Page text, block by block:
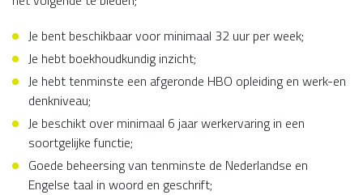
Je bent beschikbaar voor minimaal 32 uur per week;
Je hebt boekhoudkundig inzicht;
Je hebt tenminste een afgeronde HBO opleiding en werk-en
denkniveau;
Je beschikt over minimaal 6 jaar werkervaring in een
soortgelijke functie;
Goede beheersing van tenminste de Nederlandse en
Engelse taal in woord en geschrift;